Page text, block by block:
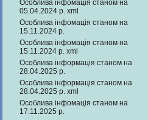
Особлива інфомація станом на
05.04.2024 р. xml
Особлива інфомація станом на
15.11.2024 р.
Особлива інфомація станом на
15.11.2024 р. xml
Особлива інформація станом на
28.04.2025 р.
Особлива інформація станом на
28.04.2025 р. xml
Особлива інфомація станом на
17.11.2025 р.